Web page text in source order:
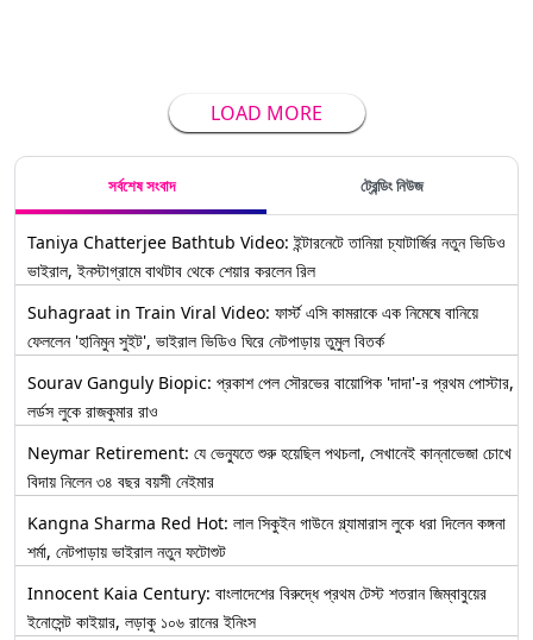
LOAD MORE
সর্বশেষ সংবাদ ট্রেন্ডিং নিউজ
Taniya Chatterjee Bathtub Video: ইন্টারনেটে তানিয়া চ্যাটার্জির নতুন ভিডিও
ভাইরাল, ইনস্টাগ্রামে বাথটাব থেকে শেয়ার করলেন রিল
Suhagraat in Train Viral Video: ফার্স্ট এসি কামরাকে এক নিমেষে বানিয়ে
ফেললেন 'হানিমুন সুইট', ভাইরাল ভিডিও ঘিরে নেটপাড়ায় তুমুল বিতর্ক
Sourav Ganguly Biopic: প্রকাশ পেল সৌরভের বায়োপিক 'দাদা'-র প্রথম পোস্টার,
লর্ডস লুকে রাজকুমার রাও
Neymar Retirement: যে ভেন্যুতে শুরু হয়েছিল পথচলা, সেখানেই কান্নাভেজা চোখে
বিদায় নিলেন ৩৪ বছর বয়সী নেইমার
Kangna Sharma Red Hot: লাল সিকুইন গাউনে গ্ল্যামারাস লুকে ধরা দিলেন কঙ্গনা
শর্মা, নেটপাড়ায় ভাইরাল নতুন ফটোশুট
Innocent Kaia Century: বাংলাদেশের বিরুদ্ধে প্রথম টেস্ট শতরান জিম্বাবুয়ের
ইনোসেন্ট কাইয়ার, লড়াকু ১০৬ রানের ইনিংস